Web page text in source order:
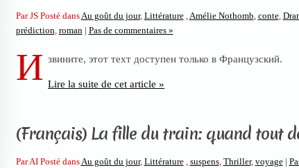
Par JS Posté dans Au goût du jour, Littérature, Amélie Nothomb conte,
prédiction roman | Pas de commentaires »
И звините, этот техт доступен только в Французский.
Lire la suite de cet article »
(Français) La fille du train: quand tout
Par AI Posté dansAu goût du jour, Littérature, suspens, Thriller, voyage |